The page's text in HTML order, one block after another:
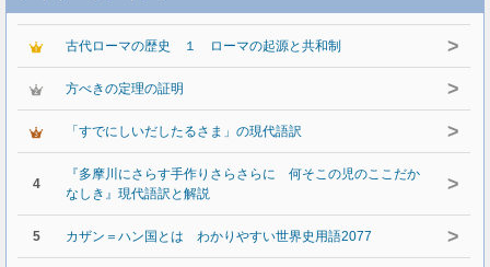
古代ローマの歴史 １ ローマの起源と共和制 >
方べきの定理の証明 >
「すでにしいだしたるさま」の現代語訳 >
4
『多摩川にさらす手作りさらさらに 何そこの児のここだか
なしき』現代語訳と解説
>
5 カザン＝ハン国とは わかりやすい世界史用語2077 >